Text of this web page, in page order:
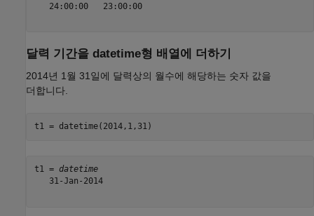
   24:00:00   23:00:00
달력 기간을 datetime형 배열에 더하기
2014년 1월 31일에 달력상의 월수에 해당하는 숫자 값을
더합니다.
t1 = datetime(2014,1,31)
t1 = datetime
   31-Jan-2014